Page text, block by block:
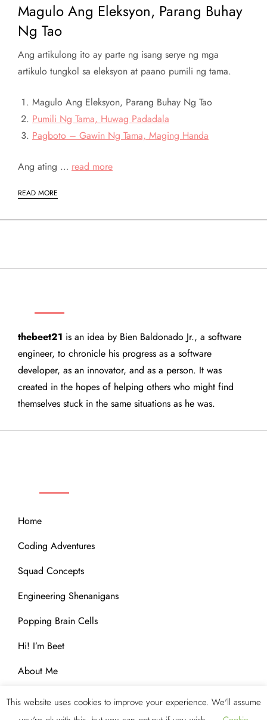
Magulo Ang Eleksyon, Parang Buhay
Ng Tao
Ang artikulong ito ay parte ng isang serye ng mga
artikulo tungkol sa eleksyon at paano pumili ng tama.
Magulo Ang Eleksyon, Parang Buhay Ng Tao
Pumili Ng Tama, Huwag Padadala
Pagboto – Gawin Ng Tama, Maging Handa
Ang ating … read more
READ MORE
thebeet21 is an idea by Bien Baldonado Jr., a software
engineer, to chronicle his progress as a software
developer, as an innovator, and as a person. It was
created in the hopes of helping others who might find
themselves stuck in the same situations as he was.
Home
Coding Adventures
Squad Concepts
Engineering Shenanigans
Popping Brain Cells
Hi! I’m Beet
About Me
This website uses cookies to improve your experience. We'll assume